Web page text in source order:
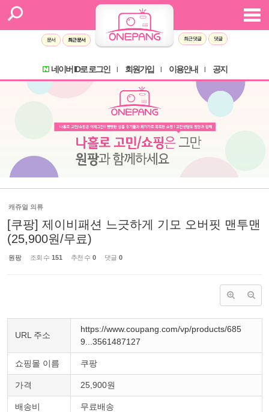
문서 최근 문서 최근 댓글 댓글
네이버 ID로 로그인 회원가입 이용안내 공지
캐쥬얼 의류
[쿠팡] 제이비패션 느긋하게 기모 오버핏 맨투맨
(25,900원/무료)
원팡 조회 수 151 추천 수 0 댓글 0
URL 주소
https://www.coupang.com/vp/products/685
9...3561487127
쇼핑몰 이름 쿠팡
가격 25,900원
배송비 무료배송